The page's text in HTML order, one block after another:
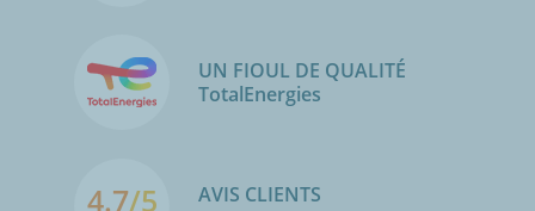
UN FIOUL DE QUALITÉ
TotalEnergies
4.7/5 AVIS CLIENTS